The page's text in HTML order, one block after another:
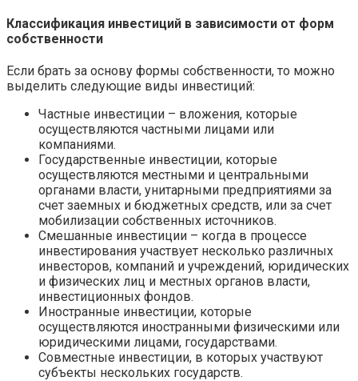
Классификация инвестиций в зависимости от форм
собственности
Если брать за основу формы собственности, то можно
выделить следующие виды инвестиций:
Частные инвестиции – вложения, которые
осуществляются частными лицами или
компаниями.
Государственные инвестиции, которые
осуществляются местными и центральными
органами власти, унитарными предприятиями за
счет заемных и бюджетных средств, или за счет
мобилизации собственных источников.
Смешанные инвестиции – когда в процессе
инвестирования участвует несколько различных
инвесторов, компаний и учреждений, юридических
и физических лиц и местных органов власти,
инвестиционных фондов.
Иностранные инвестиции, которые
осуществляются иностранными физическими или
юридическими лицами, государствами.
Совместные инвестиции, в которых участвуют
субъекты нескольких государств.